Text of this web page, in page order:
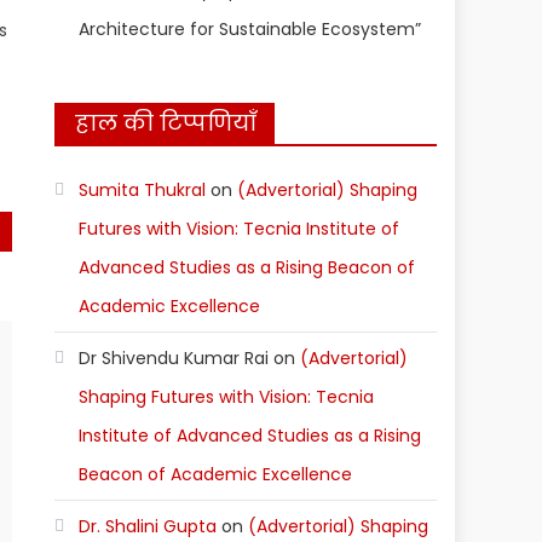
Architecture for Sustainable Ecosystem”
हाल की टिप्पणियाँ
Sumita Thukral on (Advertorial) Shaping
Futures with Vision: Tecnia Institute of
Advanced Studies as a Rising Beacon of
Academic Excellence
Dr Shivendu Kumar Rai on (Advertorial)
Shaping Futures with Vision: Tecnia
Institute of Advanced Studies as a Rising
Beacon of Academic Excellence
Dr. Shalini Gupta on (Advertorial) Shaping